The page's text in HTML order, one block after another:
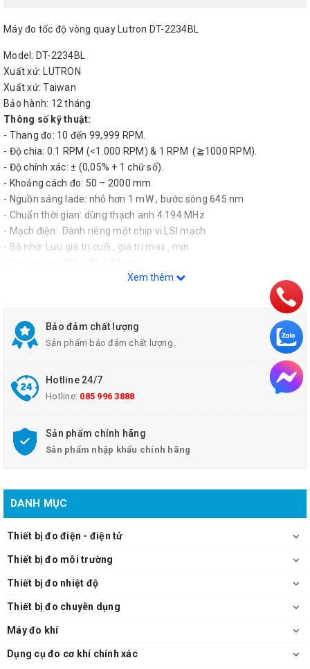
Máy đo tốc độ vòng quay Lutron DT-2234BL
Model: DT-2234BL
Xuất xứ: LUTRON
Xuất xứ: Taiwan
Bảo hành: 12 tháng
Thông số kỹ thuật:
- Thang đo: 10 đến 99,999 RPM.
- Độ chia: 0.1 RPM (<1.000 RPM) & 1 RPM (≧1000 RPM).
- Độ chính xác: ± (0,05% + 1 chữ số).
- Khoảng cách đo: 50 – 2000 mm
- Nguồn sáng lade: nhỏ hơn 1 mW , bước sóng 645 nm
- Chuẩn thời gian: dùng thạch anh 4.194 MHz
- Mạch điện: Dành riêng một chip vi LSI mạch
- Bộ nhớ: Lưu giá trị cuối , giá trị max , min
- Môi trường hoạt động: 0℃ – 50℃, < 80% RH
Máy đo tốc độ vòng quay Lutron DT-2234BL Cung cấp trọn bộ
- Máy đo
- Hộp đựng
Xem thêm
Bảo đảm chất lượng
Sản phẩm bảo đảm chất lượng.
Hotline 24/7
Hotline: 085 996 3888
Sản phẩm chính hãng
Sản phẩm nhập khẩu chính hãng
DANH MỤC
Thiết bị đo điện - điện tử
Thiết bị đo môi trường
Thiết bị đo nhiệt độ
Thiết bị đo chuyên dụng
Máy đo khí
Dụng cụ đo cơ khí chính xác